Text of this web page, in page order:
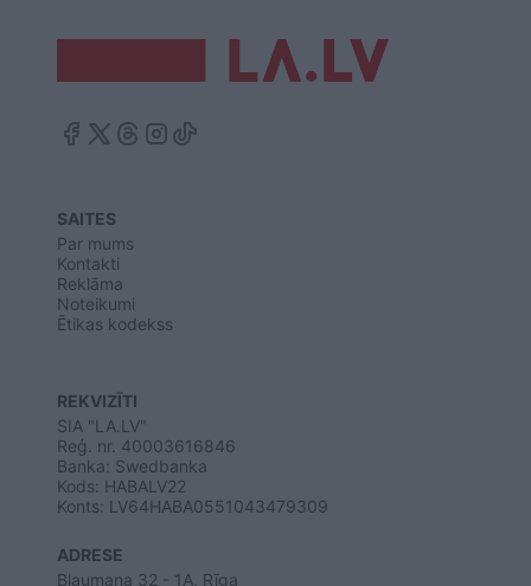
SAITES
Par mums
Kontakti
Reklāma
Noteikumi
Ētikas kodekss
REKVIZĪTI
SIA "LA.LV"
Reģ. nr. 40003616846
Banka: Swedbanka
Kods: HABALV22
Konts: LV64HABA0551043479309
ADRESE
Blaumaņa 32 - 1A, Rīga